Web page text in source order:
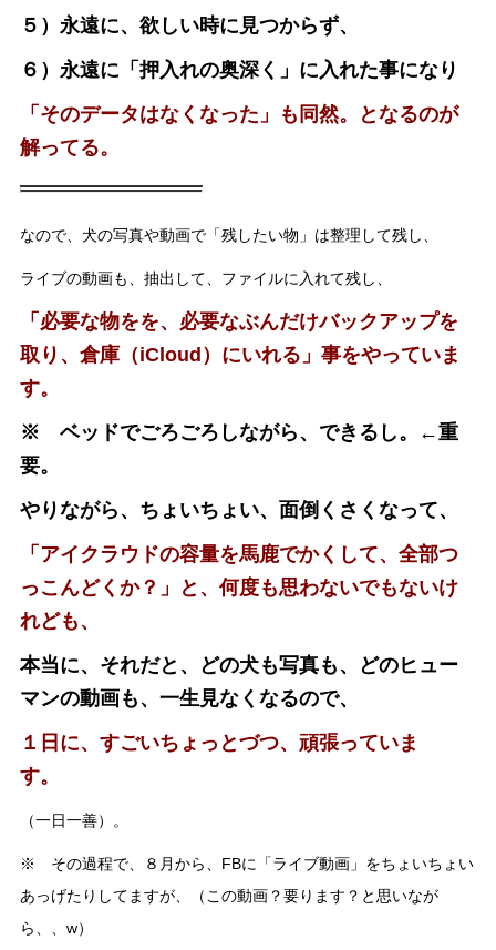
５）永遠に、欲しい時に見つからず、
６）永遠に「押入れの奥深く」に入れた事になり
「そのデータはなくなった」も同然。となるのが
解ってる。
なので、犬の写真や動画で「残したい物」は整理して残し、
ライブの動画も、抽出して、ファイルに入れて残し、
「必要な物をを、必要なぶんだけバックアップを
取り、倉庫（iCloud）にいれる」事をやっていま
す。
※ ベッドでごろごろしながら、できるし。←重
要。
やりながら、ちょいちょい、面倒くさくなって、
「アイクラウドの容量を馬鹿でかくして、全部つ
っこんどくか？」と、何度も思わないでもないけ
れども、
本当に、それだと、どの犬も写真も、どのヒュー
マンの動画も、一生見なくなるので、
１日に、すごいちょっとづつ、頑張っていま
す。
（一日一善）。
※ その過程で、８月から、FBに「ライブ動画」をちょいちょい
あっげたりしてますが、（この動画？要ります？と思いなが
ら、、w）